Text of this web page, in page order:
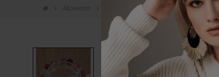
Bransoletka By o la la..!
-10%